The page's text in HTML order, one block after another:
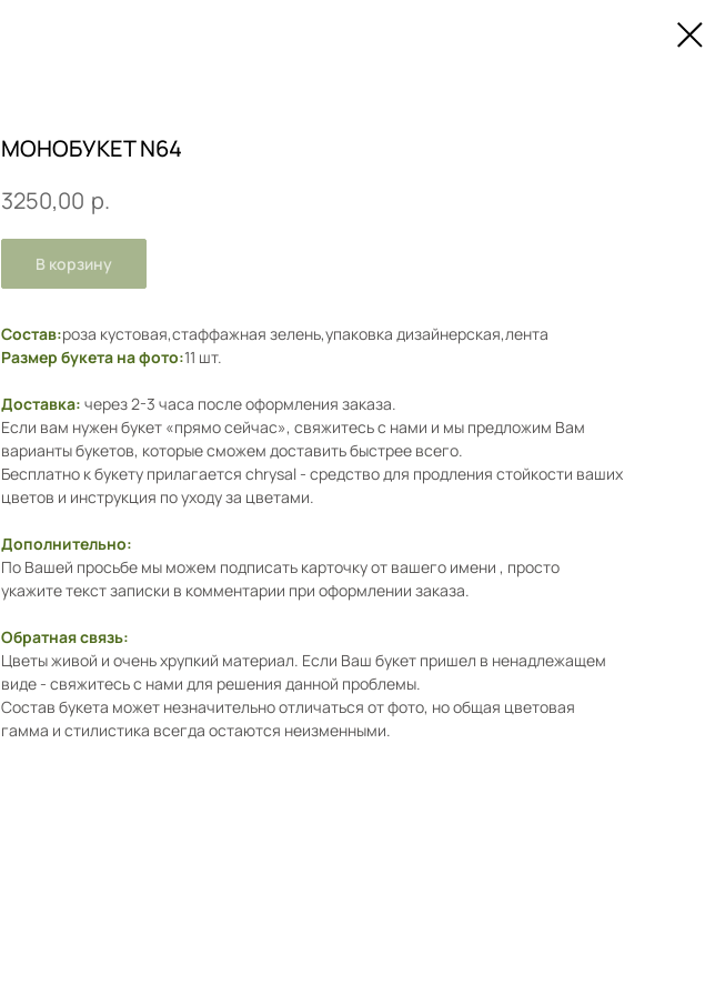
МОНОБУКЕТ N64
3250,00 р.
В корзину
Состав:роза кустовая,стаффажная зелень,упаковка дизайнерская,лента
Размер букета на фото:11 шт.
Доставка: через 2-3 часа после оформления заказа.
Если вам нужен букет «прямо сейчас», свяжитесь с нами и мы предложим Вам
варианты букетов, которые сможем доставить быстрее всего.
Бесплатно к букету прилагается chrysal - средство для продления стойкости ваших
цветов и инструкция по уходу за цветами.
Дополнительно:
По Вашей просьбе мы можем подписать карточку от вашего имени , просто
укажите текст записки в комментарии при оформлении заказа.
Обратная связь:
Цветы живой и очень хрупкий материал. Если Ваш букет пришел в ненадлежащем
виде - свяжитесь с нами для решения данной проблемы.
Состав букета может незначительно отличаться от фото, но общая цветовая
гамма и стилистика всегда остаются неизменными.